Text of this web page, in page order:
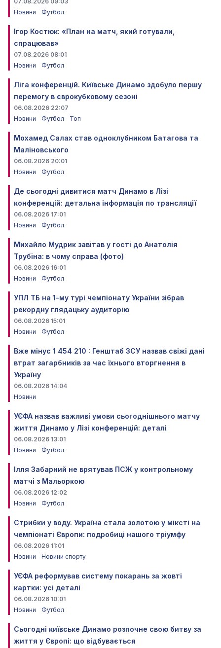
Новини
Футбол
Ігор Костюк: «План на матч, який готували,
спрацював»
07.08.2026 08:01
Новини
Футбол
Ліга конференцій. Київське Динамо здобуло першу
перемогу в єврокубковому сезоні
06.08.2026 22:07
Новини
Футбол Топ
Мохамед Салах став одноклубником Батагова та
Маліновського
06.08.2026 20:01
Новини
Футбол
Де сьогодні дивитися матч Динамо в Лізі
конференцій: детальна інформація по трансляції
06.08.2026 17:01
Новини
Футбол
Михайло Мудрик завітав у гості до Анатолія
Трубіна: в чому справа (фото)
06.08.2026 16:01
Новини
Футбол
УПЛ ТБ на 1-му турі чемпіонату України зібрав
рекордну глядацьку аудиторію
06.08.2026 15:01
Новини
Футбол
Вже мінус 1 454 210 : Генштаб ЗСУ назвав свіжі дані
втрат загарбників за час їхнього вторгнення в
Україну
06.08.2026 14:04
Новини
УЄФА назвав важливі умови сьогоднішнього матчу
життя Динамо у Лізі конференцій: деталі
06.08.2026 13:01
Новини
Футбол
Ілля Забарний не врятував ПСЖ у контрольному
матчі з Мальоркою
06.08.2026 12:02
Новини
Футбол
Стрибки у воду. Україна стала золотою у міксті на
чемпіонаті Європи: подробиці нашого тріумфу
06.08.2026 11:01
Новини
Новини спорту
УЄФА реформував систему покарань за жовті
картки: усі деталі
06.08.2026 10:01
Новини
Футбол
Сьогодні київське Динамо розпочне свою битву за
життя у Європі: що відбувається